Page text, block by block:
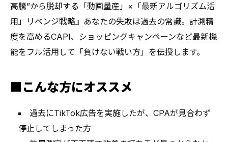
高騰”から脱却する「動画量産」×「最新アルゴリズム活
用」リベンジ戦略』あなたの失敗は過去の常識。計測精
度を高めるCAPI、ショッピングキャンペーンなど最新機
能をフル活用して「負けない戦い方」を伝授します。
■こんな方にオススメ
過去にTikTok広告を実施したが、CPAが見合わず
停止してしまった方